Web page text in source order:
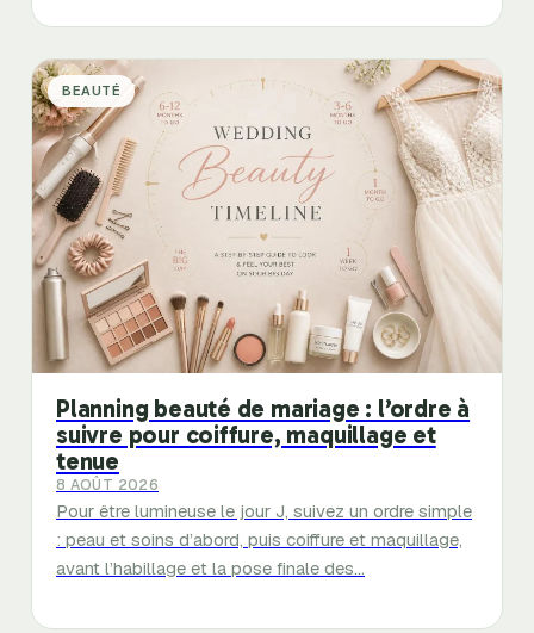
BEAUTÉ
Planning beauté de mariage : l’ordre à
suivre pour coiffure, maquillage et
tenue
8 AOÛT 2026
Pour être lumineuse le jour J, suivez un ordre simple
: peau et soins d’abord, puis coiffure et maquillage,
avant l’habillage et la pose finale des…